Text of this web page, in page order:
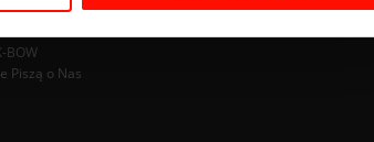
i Odpowiedzi
BOW
Piszą o Nas